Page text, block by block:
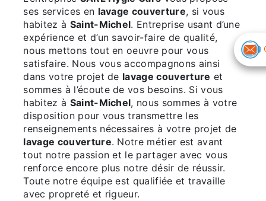
ses services en lavage couverture, si vous
habitez à Saint-Michel. Entreprise usant d’une
expérience et d’un savoir-faire de qualité,
nous mettons tout en oeuvre pour vous
satisfaire. Nous vous accompagnons ainsi
dans votre projet de lavage couverture et
sommes à l’écoute de vos besoins. Si vous
habitez à Saint-Michel, nous sommes à votre
disposition pour vous transmettre les
renseignements nécessaires à votre projet de
lavage couverture. Notre métier est avant
tout notre passion et le partager avec vous
renforce encore plus notre désir de réussir.
Toute notre équipe est qualifiée et travaille
avec propreté et rigueur.